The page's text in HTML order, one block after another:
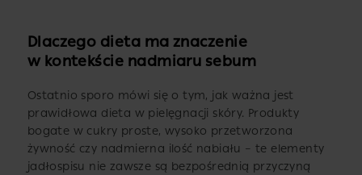
Dlaczego dieta ma znaczenie
w kontekście nadmiaru sebum
Ostatnio sporo mówi się o tym, jak ważna jest
prawidłowa dieta w pielęgnacji skóry. Produkty
bogate w cukry proste, wysoko przetworzona
żywność czy nadmierna ilość nabiału – te elementy
jadłospisu nie zawsze są bezpośrednią przyczyną